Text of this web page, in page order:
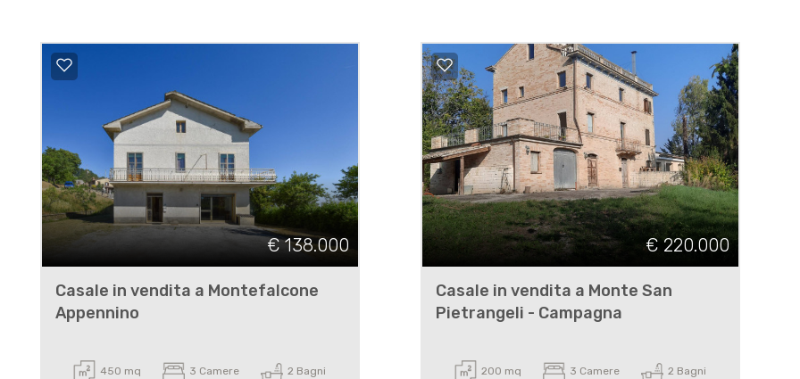
€ 138.000
Casale in vendita a Montefalcone
Appennino
450 mq 3 Camere 2 Bagni
€ 220.000
Casale in vendita a Monte San
Pietrangeli - Campagna
200 mq 3 Camere 2 Bagni